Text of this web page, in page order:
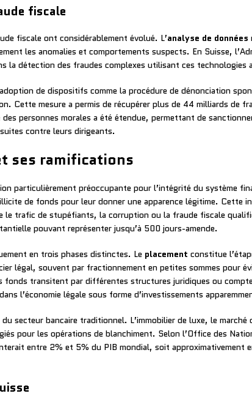
fiscale
fiscale ont considérablement évolué. L’analyse de données
les anomalies et comportements suspects. En Suisse,
la détection des fraudes complexes utilisant ces technologies
de dispositifs comme la procédure de dénonciation
Cette mesure a permis de récupérer plus de 44 milliards de
des personnes morales a été étendue, permettant de
contre leurs dirigeants.
ses ramifications
particulièrement préoccupante pour l’intégrité du système
de fonds pour leur donner une apparence légitime. Cette
le trafic de stupéfiants, la corruption ou la fraude fiscale
pouvant représenter jusqu’à 500 jours-amende.
en trois phases distinctes. Le placement constitue
légal, souvent par fractionnement en petites sommes pour
fonds transitent par différentes structures juridiques ou
l’économie légale sous forme d’investissements
secteur bancaire traditionnel. L’immobilier de luxe, le
pour les opérations de blanchiment. Selon l’Office des
entre 2% et 5% du PIB mondial, soit